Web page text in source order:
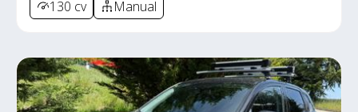
130 cv
Manual